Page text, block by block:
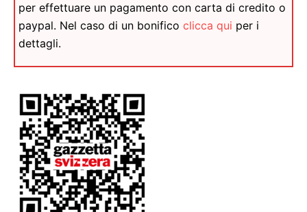
per effettuare un pagamento con carta di credito o
paypal. Nel caso di un bonifico clicca qui per i
dettagli.